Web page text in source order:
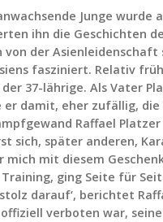
Junge wurde
ihn die Geschichten
von der
fasziniert. Relativ
der 37-lährige. Als Vater
damit, eher zufällig, die
Raffael
sich, später anderen,
mich mit diesem
ging Seite für
darauf‘, berichtet
verboten war,